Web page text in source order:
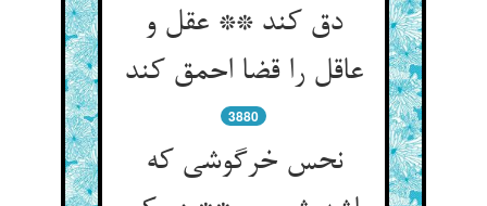
دق کند ** عقل و
عاقل را قضا احمق کند
3880
نحس خرگوشی که